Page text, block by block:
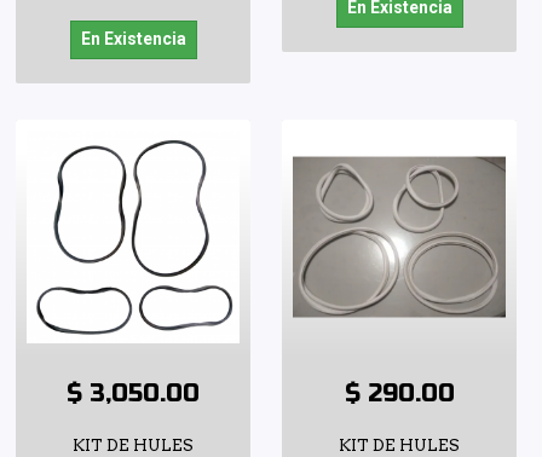
En Existencia
En Existencia
$ 3,050.00
KIT DE HULES
$ 290.00
KIT DE HULES